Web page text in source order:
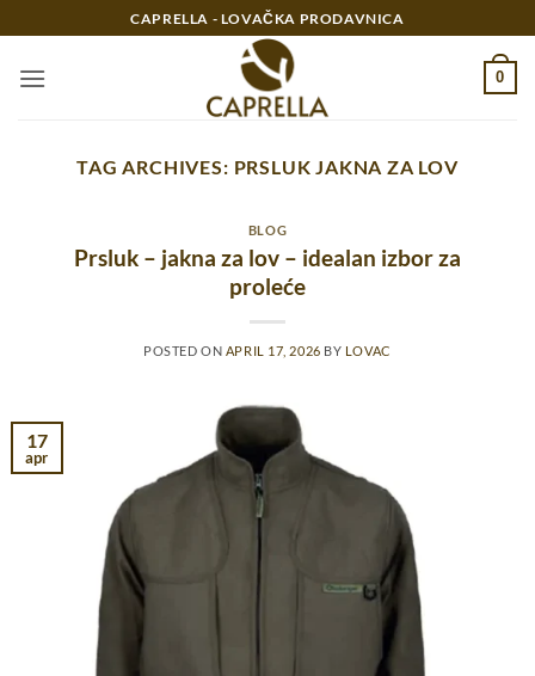
na
sadržaj
CAPRELLA - LOVAČKA PRODAVNICA
0
TAG ARCHIVES: PRSLUK JAKNA ZA LOV
BLOG
Prsluk – jakna za lov – idealan izbor za
proleće
POSTED ON APRIL 17, 2026 BY LOVAC
17
apr